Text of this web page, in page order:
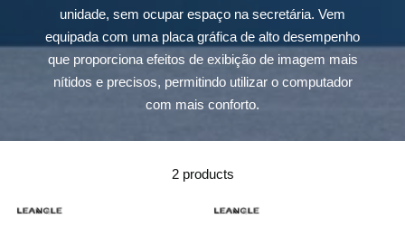
unidade, sem ocupar espaço na secretária. Vem
equipada com uma placa gráfica de alto desempenho
que proporciona efeitos de exibição de imagem mais
nítidos e precisos, permitindo utilizar o computador
com mais conforto.
2 products